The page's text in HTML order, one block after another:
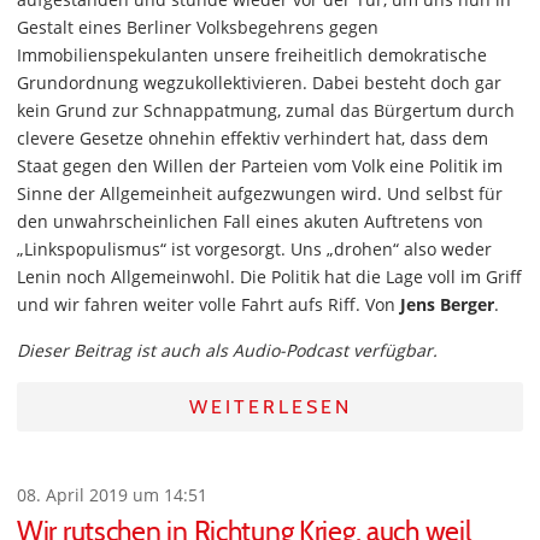
Gestalt eines Berliner Volksbegehrens gegen
Immobilienspekulanten unsere freiheitlich demokratische
Grundordnung wegzukollektivieren. Dabei besteht doch gar
kein Grund zur Schnappatmung, zumal das Bürgertum durch
clevere Gesetze ohnehin effektiv verhindert hat, dass dem
Staat gegen den Willen der Parteien vom Volk eine Politik im
Sinne der Allgemeinheit aufgezwungen wird. Und selbst für
den unwahrscheinlichen Fall eines akuten Auftretens von
„Linkspopulismus“ ist vorgesorgt. Uns „drohen“ also weder
Lenin noch Allgemeinwohl. Die Politik hat die Lage voll im Griff
und wir fahren weiter volle Fahrt aufs Riff. Von Jens Berger.
Dieser Beitrag ist auch als Audio-Podcast verfügbar.
WEITERLESEN
08. April 2019 um 14:51
Wir rutschen in Richtung Krieg, auch weil